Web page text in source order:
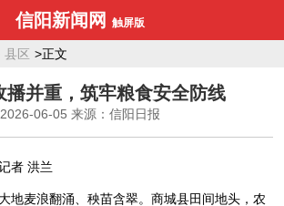
信阳新闻网 触屏版
县区 >正文
播并重，筑牢粮食安全防线
2026-06-05 来源：信阳日报
者 洪兰
地麦浪翻涌、秧苗含翠。商城县田间地头，农